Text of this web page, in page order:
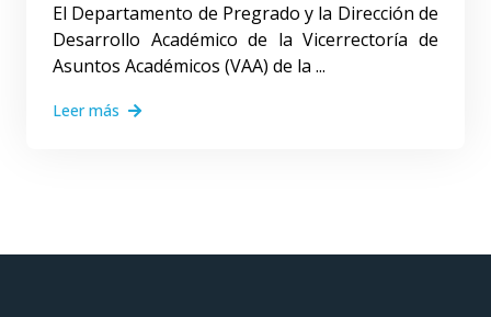
El Departamento de Pregrado y la Dirección de
Desarrollo Académico de la Vicerrectoría de
Asuntos Académicos (VAA) de la ...
Leer más